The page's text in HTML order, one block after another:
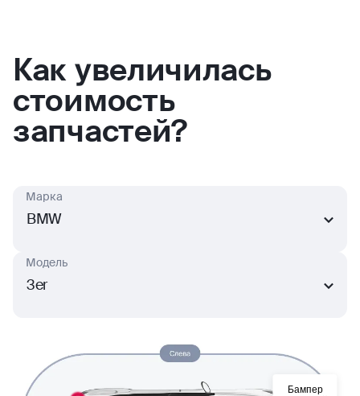
Как увеличилась
стоимость
запчастей?
BMW
Марка
3er
Модель
Бампер